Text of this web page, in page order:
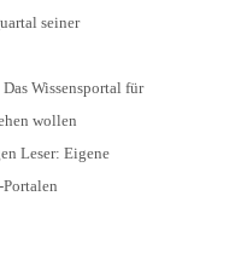
seiner
Wissensportal für
wollen
Leser: Eigene